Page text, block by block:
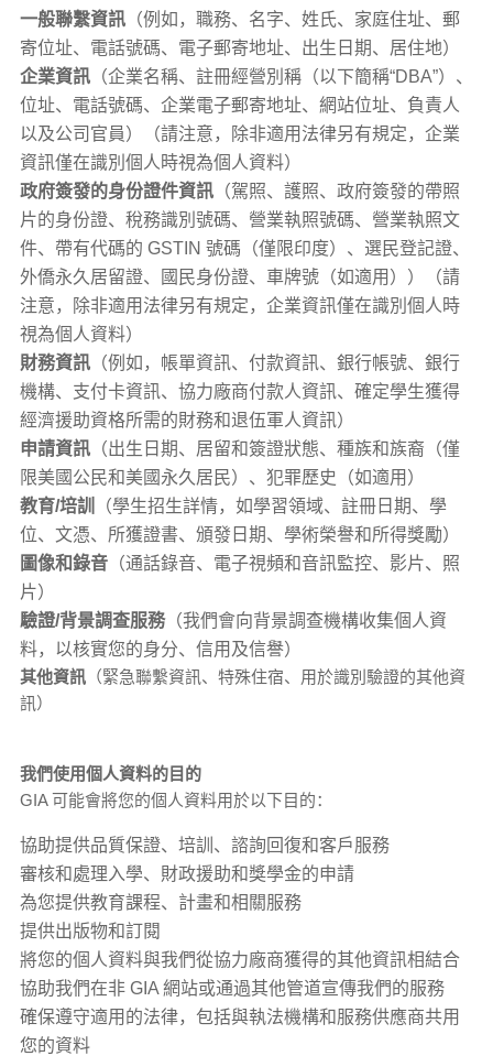
一般聯繫資訊 （例如，職務、名字、姓氏、家庭住址、郵
寄位址、電話號碼、電子郵寄地址、出生日期、居住地）
企業資訊 （企業名稱、註冊經營別稱（以下簡稱“DBA”）、
位址、電話號碼、企業電子郵寄地址、網站位址、負責人
以及公司官員）（請注意，除非適用法律另有規定，企業
資訊僅在識別個人時視為個人資料）
政府簽發的身份證件資訊 （駕照、護照、政府簽發的帶照
片的身份證、稅務識別號碼、營業執照號碼、營業執照文
件、帶有代碼的 GSTIN 號碼（僅限印度）、選民登記證、
外僑永久居留證、國民身份證、車牌號（如適用））（請
注意，除非適用法律另有規定，企業資訊僅在識別個人時
視為個人資料）
財務資訊 （例如，帳單資訊、付款資訊、銀行帳號、銀行
機構、支付卡資訊、協力廠商付款人資訊、確定學生獲得
經濟援助資格所需的財務和退伍軍人資訊）
申請資訊 （出生日期、居留和簽證狀態、種族和族裔（僅
限美國公民和美國永久居民）、犯罪歷史（如適用）
教育/培訓
（學生招生詳情，如學習領域、註冊日期、學
位、文憑、所獲證書、頒發日期、學術榮譽和所得獎勵）
圖像和錄音 （通話錄音、電子視頻和音訊監控、影片、照
片）
驗證/背景調查服務（我們會向背景調查機構收集個人資
料，以核實您的身分、信用及信譽）
其他資訊 （緊急聯繫資訊、特殊住宿、用於識別驗證的其他資
訊）
我們使用個人資料的目的
GIA 可能會將您的個人資料用於以下目的：
協助提供品質保證、培訓、諮詢回復和客戶服務
審核和處理入學、財政援助和獎學金的申請
為您提供教育課程、計畫和相關服務
提供出版物和訂閱
將您的個人資料與我們從協力廠商獲得的其他資訊相結合
協助我們在非 GIA 網站或通過其他管道宣傳我們的服務
確保遵守適用的法律，包括與執法機構和服務供應商共用
您的資料